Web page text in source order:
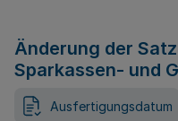
Änderung der
Sparkassen- und
Ausfertigungsdatum